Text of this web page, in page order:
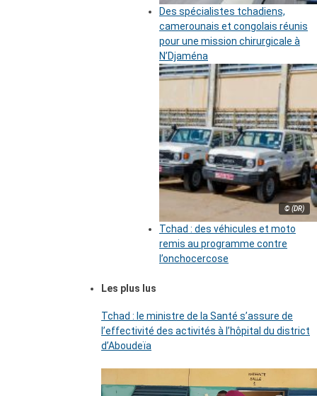
Des spécialistes tchadiens,
camerounais et congolais réunis
pour une mission chirurgicale à
N’Djaména
© (DR)
Tchad : des véhicules et moto
remis au programme contre
l’onchocercose
Les plus lus
Tchad : le ministre de la Santé s’assure de
l’effectivité des activités à l’hôpital du district
d’Aboudeïa